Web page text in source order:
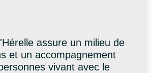
assure un milieu de
et un accompagnement
vivant avec le